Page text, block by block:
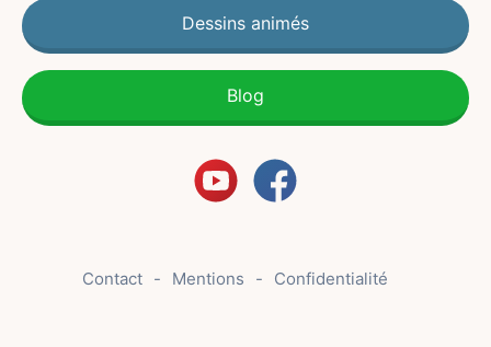
Dessins animés
Blog
Contact Mentions Confidentialité